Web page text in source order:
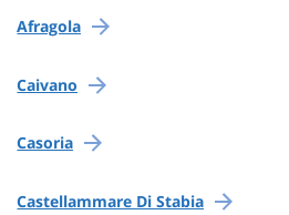
Afragola
Caivano
Casoria
Castellammare Di Stabia